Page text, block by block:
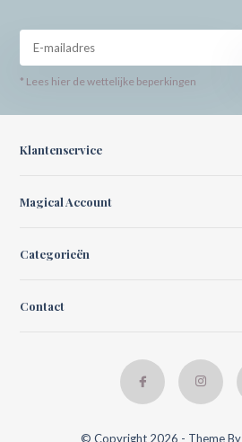
* Lees hier de wettelijke beperkingen
Klantenservice
Magical Account
Categorieën
Contact
© Copyright 2026 - Theme By